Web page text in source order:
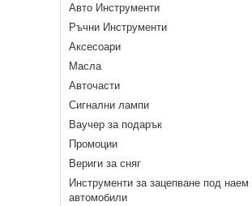
Авто Инструменти
Ръчни Инструменти
Аксесоари
Масла
Авточасти
Сигнални лампи
Ваучер за подарък
Промоции
Вериги за сняг
Инструменти за зацепване под наем
автомобили